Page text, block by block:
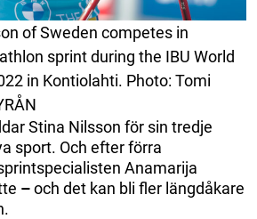
of Sweden competes in
sprint during the IBU World
in Kontiolahti. Photo: Tomi
Stina Nilsson för sin tredje
sport. Och efter förra
Anamarija
–och det kan bli fler längdåkare